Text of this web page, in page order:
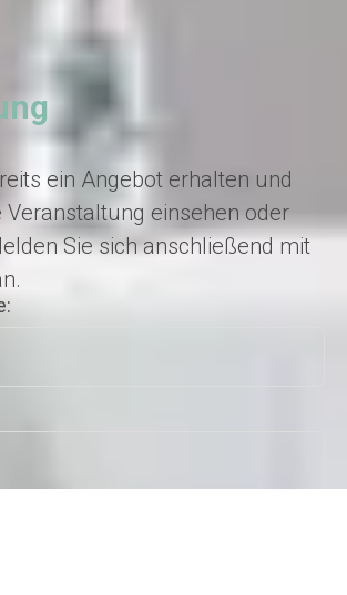
ein Angebot erhalten und
einsehen oder
Sie sich anschließend mit